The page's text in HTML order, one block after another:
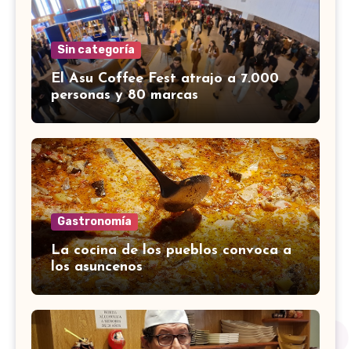
Sin categoría
El Asu Coffee Fest atrajo a 7.000
personas y 80 marcas
Gastronomía
La cocina de los pueblos convoca a
los asuncenos